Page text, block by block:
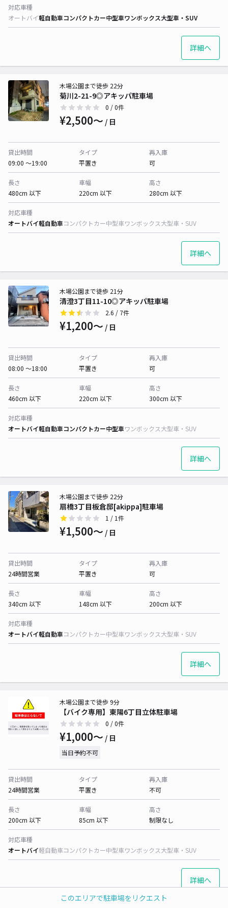
このエリアで駐車場をリクエスト
対応車種
オートバイ軽自動車コンパクトカー中型車ワンボックス大型車・SUV
詳細へ
菊川2-21-9◎アキッパ駐車場
木場公園まで徒歩 22分
0 / 0件
¥2,500〜 / 日
貸出時間
09:00 〜19:00
タイプ
平置き
再入庫
可
長さ
480cm 以下
車幅
220cm 以下
高さ
280cm 以下
対応車種
オートバイ軽自動車コンパクトカー中型車ワンボックス大型車・SUV
詳細へ
清澄3丁目11-10◎アキッパ駐車場
木場公園まで徒歩 21分
2.6 / 7件
¥1,200〜 / 日
貸出時間
08:00 〜18:00
タイプ
平置き
再入庫
可
長さ
460cm 以下
車幅
220cm 以下
高さ
300cm 以下
対応車種
オートバイ軽自動車コンパクトカー中型車ワンボックス大型車・SUV
詳細へ
扇橋3丁目板倉邸[akippa]駐車場
木場公園まで徒歩 22分
1 / 1件
¥1,500〜 / 日
貸出時間
24時間営業
タイプ
平置き
再入庫
可
長さ
340cm 以下
車幅
148cm 以下
高さ
200cm 以下
対応車種
オートバイ軽自動車コンパクトカー中型車ワンボックス大型車・SUV
詳細へ
【バイク専用】東陽6丁目立体駐車場
木場公園まで徒歩 9分
0 / 0件
¥1,000〜 / 日
当日予約不可
貸出時間
24時間営業
タイプ
平置き
再入庫
不可
長さ
200cm 以下
車幅
85cm 以下
高さ
制限なし
対応車種
オートバイ軽自動車コンパクトカー中型車ワンボックス大型車・SUV
詳細へ